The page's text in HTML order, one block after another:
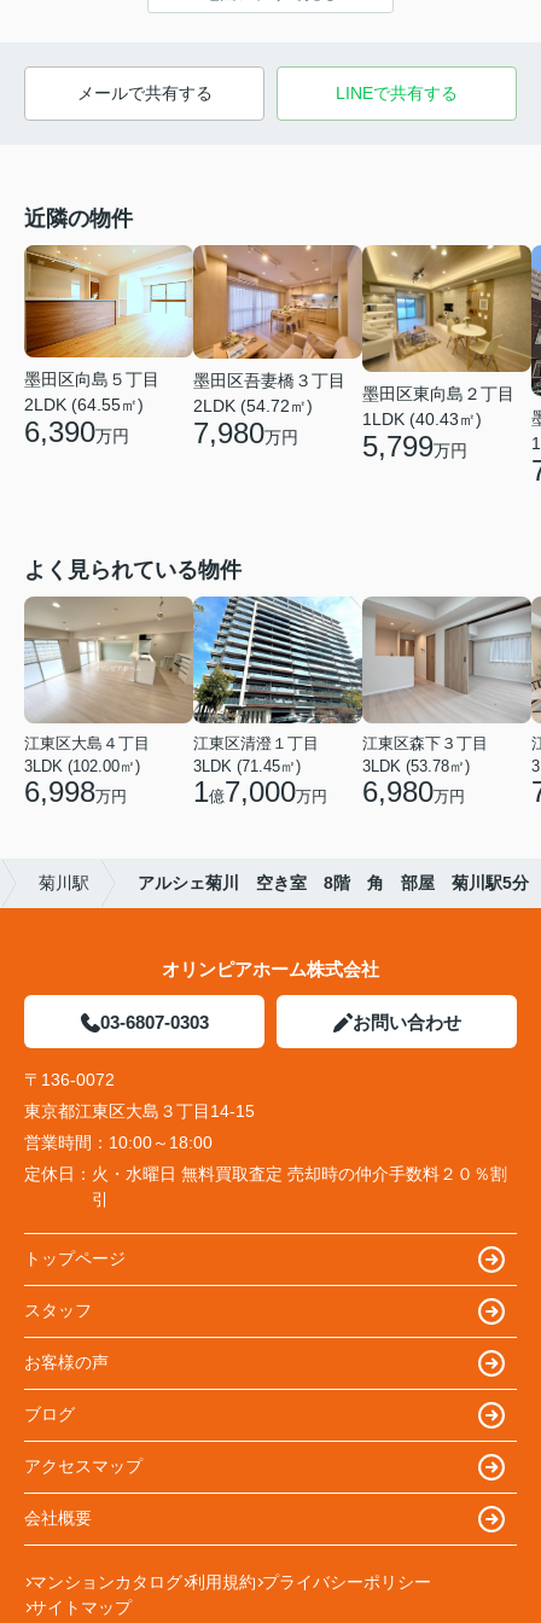
メールで共有する LINEで共有する
近隣の物件
墨田区向島５丁目
2LDK (64.55㎡)
6,390万円
墨田区吾妻橋３丁目
2LDK (54.72㎡)
7,980万円
墨田区東向島２丁目
1LDK (40.43㎡)
5,799万円
よく見られている物件
江東区大島４丁目
3LDK (102.00㎡)
6,998万円
江東区清澄１丁目
3LDK (71.45㎡)
1億7,000万円
江東区森下３丁目
3LDK (53.78㎡)
6,980万円
菊川駅 アルシェ菊川 空き室 8階 角 部屋 菊川駅5分
オリンピアホーム株式会社
03-6807-0303 お問い合わせ
〒136-0072
東京都江東区大島３丁目14-15
営業時間： 10:00～18:00
定休日： 火・水曜日 無料買取査定 売却時の仲介手数料２０％割
引
トップページ
スタッフ
お客様の声
ブログ
アクセスマップ
会社概要
マンションカタログ 利用規約 プライバシーポリシー
サイトマップ